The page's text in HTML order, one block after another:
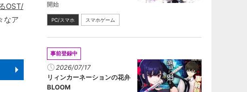
OST/
なア
開始
PC/スマホ スマホゲーム
事前登録中
2026/07/17
リィンカーネーションの花弁
BLOOM